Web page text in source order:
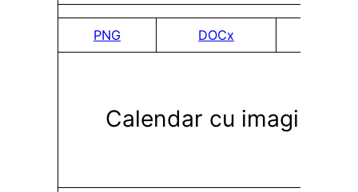
PNG DOCx
Calendar cu imagine